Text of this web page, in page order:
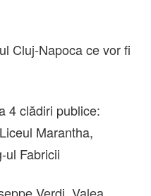
Cluj-Napoca ce vor fi
4 clădiri publice:
Marantha,
ul Fabricii
Verdi, Valea